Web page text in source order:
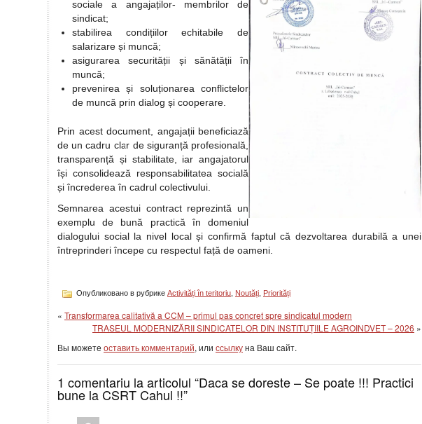
sociale a angajaților- membrilor de
sindicat;
stabilirea condițiilor echitabile de
salarizare și muncă;
asigurarea securității și sănătății în
muncă;
prevenirea și soluționarea conflictelor
de muncă prin dialog și cooperare.
Prin acest document, angajații beneficiază
de un cadru clar de siguranță profesională,
transparență și stabilitate, iar angajatorul
își consolidează responsabilitatea socială
și încrederea în cadrul colectivului.
Semnarea acestui contract reprezintă un
exemplu de bună practică în domeniul
dialogului social la nivel local și confirmă faptul că dezvoltarea durabilă a unei
întreprinderi începe cu respectul față de oameni.
Опубликовано в рубрике Activități în teritoriu Noutăți Priorități
« Transformarea calitativă a CCM – primul pas concret spre sindicatul modern
TRASEUL MODERNIZĂRII SINDICATELOR DIN INSTITUȚIILE AGROINDVET – 2026 »
Вы можете оставить комментарий, или ссылкуна Ваш сайт.
1 comentariu la articolul “Daca se doreste – Se poate !!! Practici
bune la CSRT Cahul !!”